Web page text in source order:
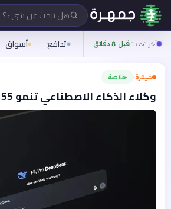
هل تبحث عن شيء؟
آخر تحديثقبل 8 دقائق تدافع أسواق
شيفرة› خلاصة
وكلاء الذكاء الاصطناعي تنمو 55 مرة في 5 أشهر